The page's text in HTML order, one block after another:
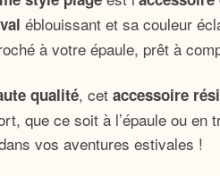
éblouissant et sa couleur
à votre épaule, prêt à
qualité, cetaccessoire
que ce soit à l’épaule ou
vos aventures estivales !